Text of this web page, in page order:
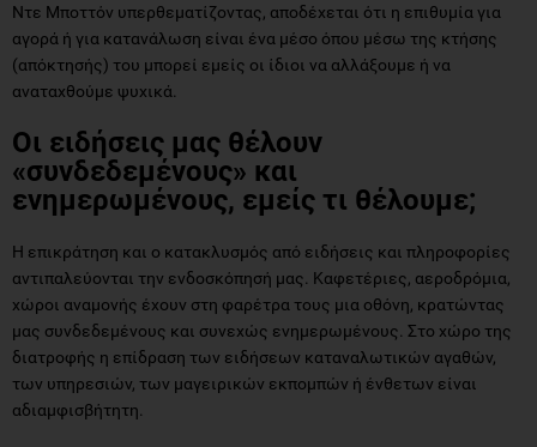
Ντε Μποττόν υπερθεματίζοντας, αποδέχεται ότι η επιθυμία για
αγορά ή για κατανάλωση είναι ένα μέσο όπου μέσω της κτήσης
(απόκτησής) του μπορεί εμείς οι ίδιοι να αλλάξουμε ή να
αναταχθούμε ψυχικά.
Οι ειδήσεις μας θέλουν
«συνδεδεμένους» και
ενημερωμένους, εμείς τι θέλουμε;
Η επικράτηση και ο κατακλυσμός από ειδήσεις και πληροφορίες
αντιπαλεύονται την ενδοσκόπησή μας. Καφετέριες, αεροδρόμια,
χώροι αναμονής έχουν στη φαρέτρα τους μια οθόνη, κρατώντας
μας συνδεδεμένους και συνεχώς ενημερωμένους. Στο χώρο της
διατροφής η επίδραση των ειδήσεων καταναλωτικών αγαθών,
των υπηρεσιών, των μαγειρικών εκπομπών ή ένθετων είναι
αδιαμφισβήτητη.